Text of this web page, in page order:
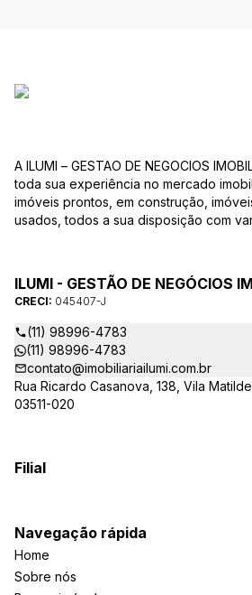
A ILUMI – GESTAO DE NEGOCIOS
toda sua experiência no mercado
imóveis prontos, em construção,
usados, todos a sua disposição com
credenciados ao CRECI-EE – estarão
responder-lhe todas as suas dúvidas
apartamentos, terrenos, salas
imobiliários.
ILUMI - GESTÃO DE NEGÓCIOS
CRECI: 045407-J
(11) 98996-4783
(11) 98996-4783
contato@imobiliariailumi.com.br
Rua Ricardo Casanova, 138, Vila
03511-020
Filial
Navegação rápida
Home
Sobre nós